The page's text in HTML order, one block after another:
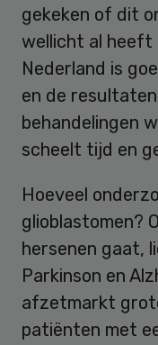
gekeken of dit
wellicht al heeft
Nederland is
en de
behandelingen
scheelt tijd en
Hoeveel
glioblastomen?
hersenen gaat,
Parkinson en
afzetmarkt
patiënten met